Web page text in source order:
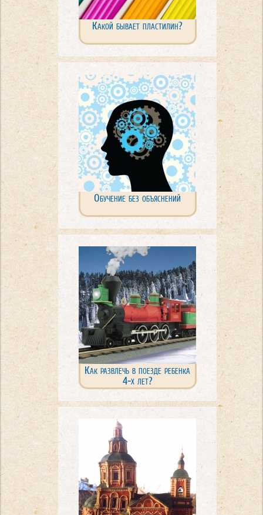
Какой бывает пластилин?
Обучение без объяснений
Как развлечь в поезде ребенка
4-х лет?